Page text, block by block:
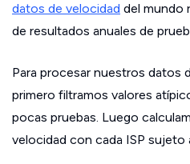
datos de velocidad del mundo
de resultados anuales de
Para procesar nuestros datos
primero filtramos valores
pocas pruebas. Luego
velocidad con cada ISP sujeto